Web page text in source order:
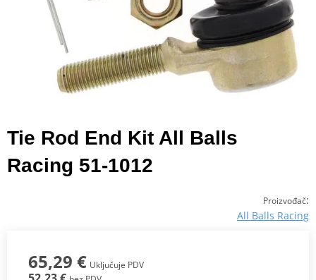
Tie Rod End Kit All Balls
Racing 51-1012
Proizvođač:
All Balls Racing
65,29 € Uključuje PDV